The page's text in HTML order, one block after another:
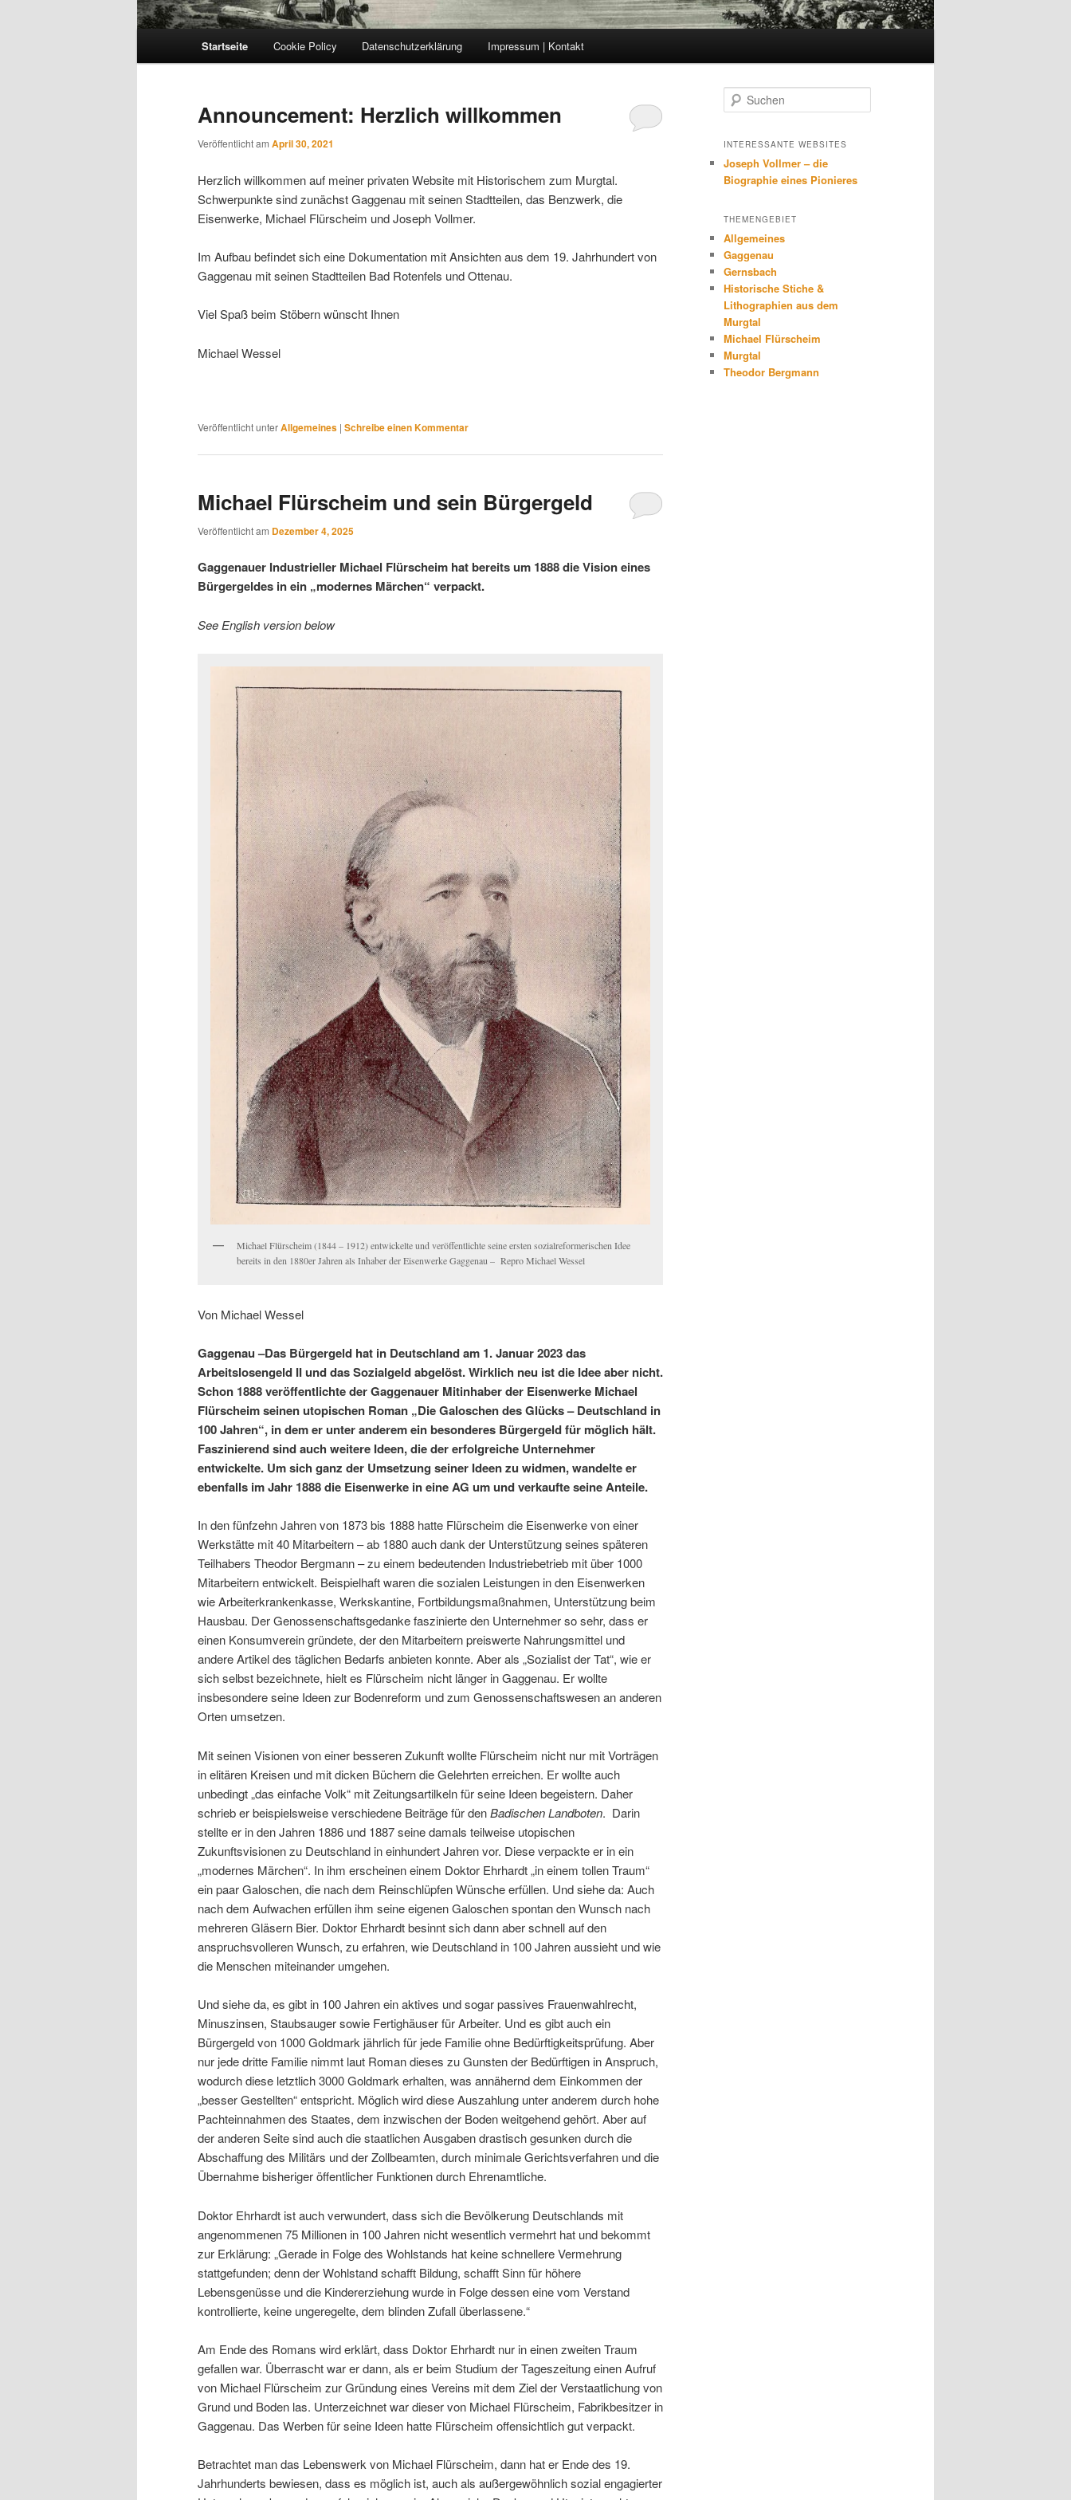
Startseite Cookie Policy Datenschutzerklärung Impressum | Kontakt
Announcement: Herzlich willkommen
Veröffentlicht am April 30, 2021
Herzlich willkommen auf meiner privaten Website mit Historischem zum Murgtal.
Schwerpunkte sind zunächst Gaggenau mit seinen Stadtteilen, das Benzwerk, die
Eisenwerke, Michael Flürscheim und Joseph Vollmer.
Im Aufbau befindet sich eine Dokumentation mit Ansichten aus dem 19. Jahrhundert von
Gaggenau mit seinen Stadtteilen Bad Rotenfels und Ottenau.
Viel Spaß beim Stöbern wünscht Ihnen
Michael Wessel
Veröffentlicht unterAllgemeines | Schreibe einen Kommentar
Michael Flürscheim und sein Bürgergeld
Veröffentlicht am Dezember 4, 2025
Gaggenauer Industrieller Michael Flürscheim hat bereits um 1888 die Vision eines
Bürgergeldes in ein „modernes Märchen“ verpackt.
See English version below
Michael Flürscheim (1844 – 1912) entwickelte und veröffentlichte seine ersten sozialreformerischen Idee
bereits in den 1880er Jahren als Inhaber der Eisenwerke Gaggenau – Repro Michael Wessel
Von Michael Wessel
Gaggenau –Das Bürgergeld hat in Deutschland am 1. Januar 2023 das
Arbeitslosengeld II und das Sozialgeld abgelöst. Wirklich neu ist die Idee aber nicht.
Schon 1888 veröffentlichte der Gaggenauer Mitinhaber der Eisenwerke Michael
Flürscheim seinen utopischen Roman „Die Galoschen des Glücks – Deutschland in
100 Jahren“, in dem er unter anderem ein besonderes Bürgergeld für möglich hält.
Faszinierend sind auch weitere Ideen, die der erfolgreiche Unternehmer
entwickelte. Um sich ganz der Umsetzung seiner Ideen zu widmen, wandelte er
ebenfalls im Jahr 1888 die Eisenwerke in eine AG um und verkaufte seine Anteile.
In den fünfzehn Jahren von 1873 bis 1888 hatte Flürscheim die Eisenwerke von einer
Werkstätte mit 40 Mitarbeitern – ab 1880 auch dank der Unterstützung seines späteren
Teilhabers Theodor Bergmann – zu einem bedeutenden Industriebetrieb mit über 1000
Mitarbeitern entwickelt. Beispielhaft waren die sozialen Leistungen in den Eisenwerken
wie Arbeiterkrankenkasse, Werkskantine, Fortbildungsmaßnahmen, Unterstützung beim
Hausbau. Der Genossenschaftsgedanke faszinierte den Unternehmer so sehr, dass er
einen Konsumverein gründete, der den Mitarbeitern preiswerte Nahrungsmittel und
andere Artikel des täglichen Bedarfs anbieten konnte. Aber als „Sozialist der Tat“, wie er
sich selbst bezeichnete, hielt es Flürscheim nicht länger in Gaggenau. Er wollte
insbesondere seine Ideen zur Bodenreform und zum Genossenschaftswesen an anderen
Orten umsetzen.
Mit seinen Visionen von einer besseren Zukunft wollte Flürscheim nicht nur mit Vorträgen
in elitären Kreisen und mit dicken Büchern die Gelehrten erreichen. Er wollte auch
unbedingt „das einfache Volk“ mit Zeitungsartilkeln für seine Ideen begeistern. Daher
schrieb er beispielsweise verschiedene Beiträge für denBadischen Landboten. Darin
stellte er in den Jahren 1886 und 1887 seine damals teilweise utopischen
Zukunftsvisionen zu Deutschland in einhundert Jahren vor. Diese verpackte er in ein
„modernes Märchen“. In ihm erscheinen einem Doktor Ehrhardt „in einem tollen Traum“
ein paar Galoschen, die nach dem Reinschlüpfen Wünsche erfüllen. Und siehe da: Auch
nach dem Aufwachen erfüllen ihm seine eigenen Galoschen spontan den Wunsch nach
mehreren Gläsern Bier. Doktor Ehrhardt besinnt sich dann aber schnell auf den
anspruchsvolleren Wunsch, zu erfahren, wie Deutschland in 100 Jahren aussieht und wie
die Menschen miteinander umgehen.
Und siehe da, es gibt in 100 Jahren ein aktives und sogar passives Frauenwahlrecht,
Minuszinsen, Staubsauger sowie Fertighäuser für Arbeiter. Und es gibt auch ein
Bürgergeld von 1000 Goldmark jährlich für jede Familie ohne Bedürftigkeitsprüfung. Aber
nur jede dritte Familie nimmt laut Roman dieses zu Gunsten der Bedürftigen in Anspruch,
wodurch diese letztlich 3000 Goldmark erhalten, was annähernd dem Einkommen der
„besser Gestellten“ entspricht. Möglich wird diese Auszahlung unter anderem durch hohe
Pachteinnahmen des Staates, dem inzwischen der Boden weitgehend gehört. Aber auf
der anderen Seite sind auch die staatlichen Ausgaben drastisch gesunken durch die
Abschaffung des Militärs und der Zollbeamten, durch minimale Gerichtsverfahren und die
Übernahme bisheriger öffentlicher Funktionen durch Ehrenamtliche.
Doktor Ehrhardt ist auch verwundert, dass sich die Bevölkerung Deutschlands mit
angenommenen 75 Millionen in 100 Jahren nicht wesentlich vermehrt hat und bekommt
zur Erklärung: „Gerade in Folge des Wohlstands hat keine schnellere Vermehrung
stattgefunden; denn der Wohlstand schafft Bildung, schafft Sinn für höhere
Lebensgenüsse und die Kindererziehung wurde in Folge dessen eine vom Verstand
kontrollierte, keine ungeregelte, dem blinden Zufall überlassene.“
Am Ende des Romans wird erklärt, dass Doktor Ehrhardt nur in einen zweiten Traum
gefallen war. Überrascht war er dann, als er beim Studium der Tageszeitung einen Aufruf
von Michael Flürscheim zur Gründung eines Vereins mit dem Ziel der Verstaatlichung von
Grund und Boden las. Unterzeichnet war dieser von Michael Flürscheim, Fabrikbesitzer in
Gaggenau. Das Werben für seine Ideen hatte Flürscheim offensichtlich gut verpackt.
Betrachtet man das Lebenswerk von Michael Flürscheim, dann hat er Ende des 19.
Jahrhunderts bewiesen, dass es möglich ist, auch als außergewöhnlich sozial engagierter
u
h
n
INTERESSANTE WEBSITES
Joseph Vollmer – die
Biographie eines Pionieres
THEMENGEBIET
Allgemeines
Gaggenau
Gernsbach
Historische Stiche &
Lithographien aus dem
Murgtal
Michael Flürscheim
Murgtal
Theodor Bergmann